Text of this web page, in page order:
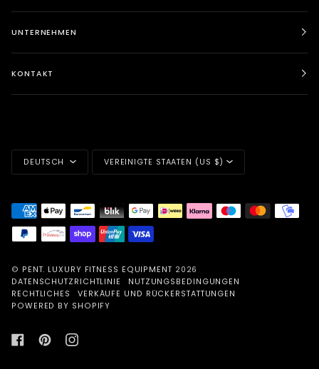
UNTERNEHMEN
KONTAKT
SPRACHE
DEUTSCH
WÄHRUNG
VEREINIGTE STAATEN (US $)
© PENT. LUXURY FITNESS EQUIPMENT 2026
DATENSCHUTZRICHTLINIE
NUTZUNGSBEDINGUNGEN
RECHTLICHES
VERKÄUFE UND RÜCKERSTATTUNGEN
POWERED BY SHOPIFY